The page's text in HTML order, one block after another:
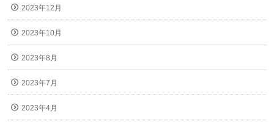
2023年12月
2023年10月
2023年8月
2023年7月
2023年4月